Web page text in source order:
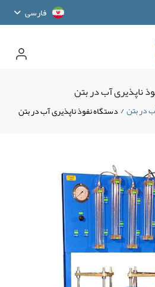
فارسی
ناپذیری آب در بتن
در بتن/ دستگاه نفوذ ناپذیری آب در بتن